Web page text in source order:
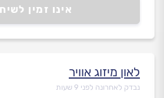
אינו זמין
לאון מיזוג אוויר
נבדק לאחרונה לפני 9 שעות